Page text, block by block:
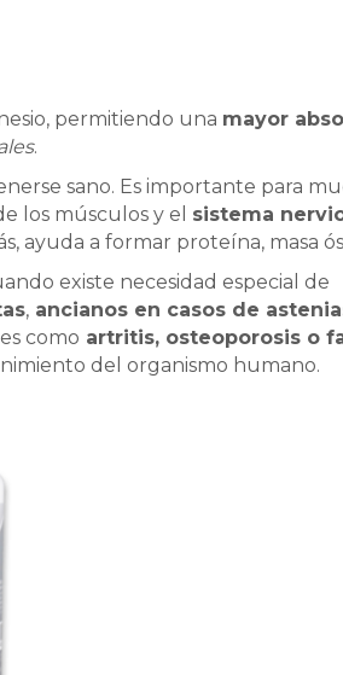
permitiendo una mayor
.
sano. Es importante para
los músculos y el sistema
ayuda a formar proteína, masa
existe necesidad especial de
, ancianos en casos de
como artritis, osteoporosis o
del organismo humano.